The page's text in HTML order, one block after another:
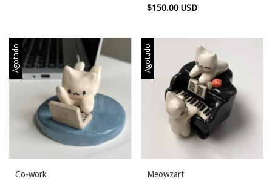
$150.00 USD
Agotado
Co-work
Agotado
Meowzart